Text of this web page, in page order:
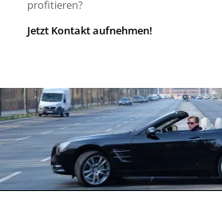
profitieren?
Jetzt Kontakt aufnehmen!